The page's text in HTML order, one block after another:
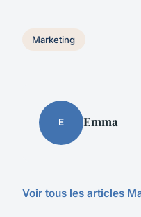
Marketing
E Emma
Voir tous les articles